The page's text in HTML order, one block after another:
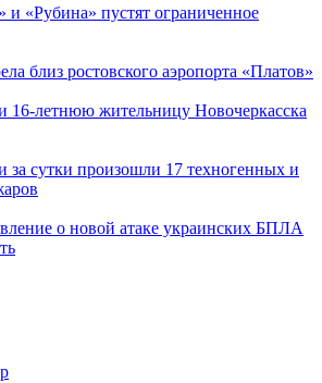
«Рубина» пустят ограниченное
близ ростовского аэропорта «Платов»
16-летнюю жительницу Новочеркасска
за сутки произошли 17 техногенных и
о новой атаке украинских БПЛА